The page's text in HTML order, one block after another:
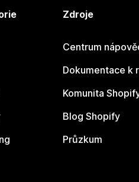
Zdroje
Centrum
Dokumentace k
Komunita
Blog Shopify
Průzkum